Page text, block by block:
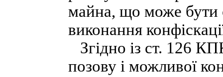
майна, що може бути
виконання
Згідно із ст. 126
позову і можливої